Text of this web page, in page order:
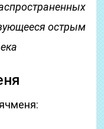
острым